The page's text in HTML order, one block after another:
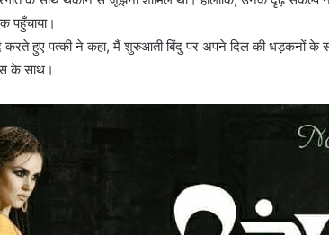
पहुँचाया।
करते हुए पत्की ने कहा, मैं शुरुआती बिंदु पर अपने दिल की धड़कनों के
के साथ।